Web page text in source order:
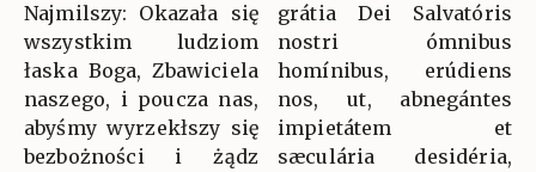
Najmilszy: Okazała się
wszystkim ludziom
łaska Boga, Zbawiciela
naszego, i poucza nas,
abyśmy wyrzekłszy się
bezbożności i żądz
grátia Dei Salvatóris
nostri ómnibus
homínibus, erúdiens
nos, ut, abnegántes
impietátem et
sæculária desidéria,